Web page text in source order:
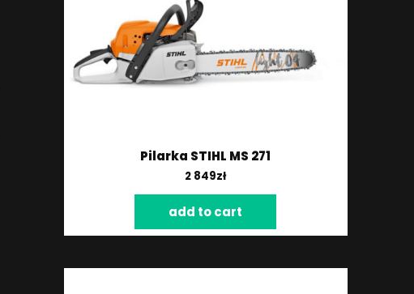
Pilarka STIHL MS 271
2 849zł
add to cart